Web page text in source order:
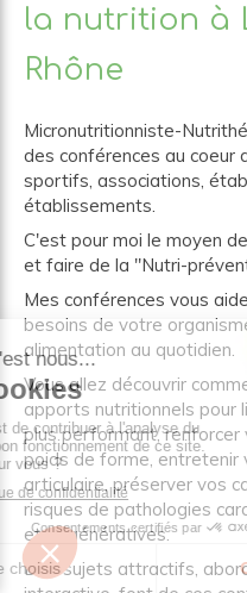
la nutrition à
Rhône
Micronutritionniste-
des conférences au coeur
sportifs, associations,
établissements.
C'est pour moi le moyen
et faire de la "Nutri-
Mes conférences vous
besoins de votre
alimentation au quotidien.
Vous allez découvrir
apports nutritionnels pour
plus performant, renforcer
poids de forme,
articulaire, préserver vos
risques de pathologies
et dégénératives.
Des sujets attractifs,